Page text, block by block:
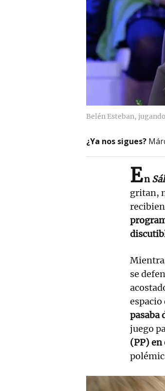
Belén Esteban,
¿Ya nos sigues?
En
gritan,
se
espacio
pasaba
juego
(PP) en